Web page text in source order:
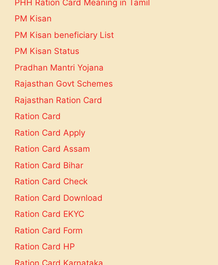
PHH Ration Card Meaning in Tamil
PM Kisan
PM Kisan beneficiary List
PM Kisan Status
Pradhan Mantri Yojana
Rajasthan Govt Schemes
Rajasthan Ration Card
Ration Card
Ration Card Apply
Ration Card Assam
Ration Card Bihar
Ration Card Check
Ration Card Download
Ration Card EKYC
Ration Card Form
Ration Card HP
Ration Card Karnataka